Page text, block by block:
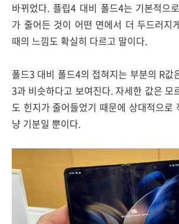
바뀌었다. 플립4 대비 폴드4는 기본적으
가 줄어든 것이 어떤 면에서 더 두드러지
때의 느낌도 확실히 다르고 말이다.
폴드3 대비 폴드4의 접혀지는 부분의 R값
3과 비슷하다고 보여진다. 자세한 값은 모
도 힌지가 줄어들었기 때문에 상대적으로
냥 기분일 뿐이다.